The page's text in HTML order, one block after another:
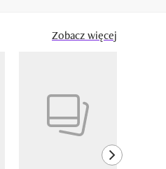
Zobacz więcej
next element